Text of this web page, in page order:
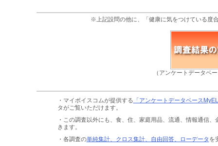
※上記設問の他に、「健康に気をつけている度
（アンケートデータベ
・マイボイスコムが提供する 「アンケートデータベース
タがご覧いただけます。
・この調査以外にも、食、住、家庭用品、流通、情報通信、
きます。
・各調査の単純集計、クロス集計、自由回答、ローデータ を